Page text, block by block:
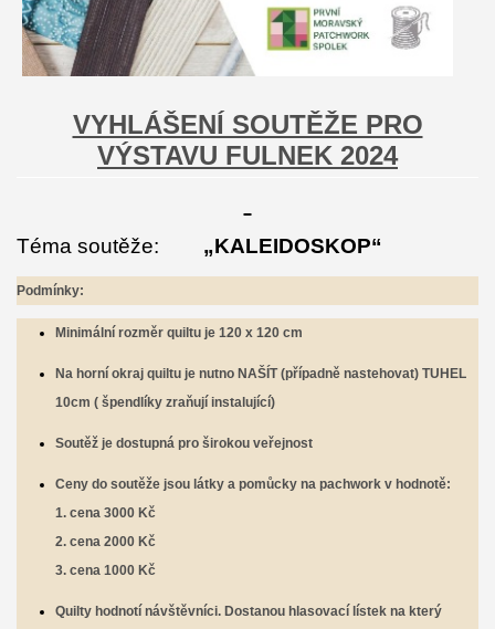
VYHLÁŠENÍ SOUTĚŽE PRO
VÝSTAVU FULNEK 2024
Téma soutěže: „KALEIDOSKOP“
Podmínky:
Minimální rozměr quiltu je 120 x 120 cm
Na horní okraj quiltu je nutno NAŠÍT (případně nastehovat) TUHEL
10cm ( špendlíky zraňují instalující)
Soutěž je dostupná pro širokou veřejnost
Ceny do soutěže jsou látky a pomůcky na pachwork v hodnotě:
1. cena 3000 Kč
2. cena 2000 Kč
3. cena 1000 Kč
Quilty hodnotí návštěvníci. Dostanou hlasovací lístek na který